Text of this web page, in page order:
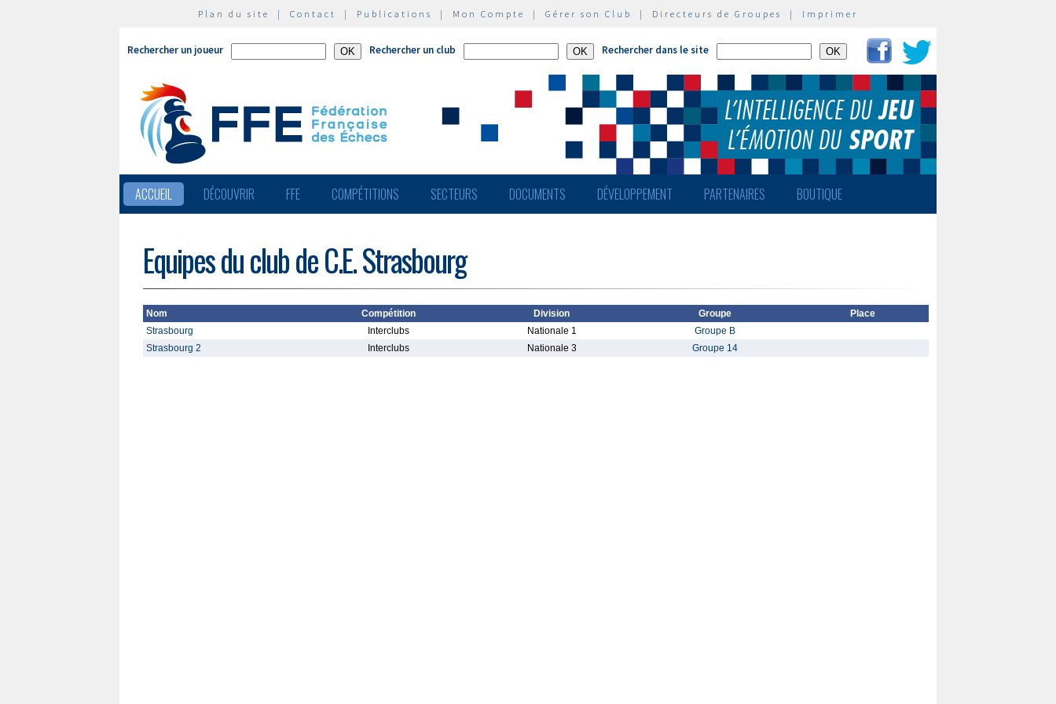
Plan du site | Contact | Publications | Mon Compte | Gérer son Club | Directeurs de Groupes | Imprimer
Rechercher un joueur Rechercher un club Rechercher dans le site
ACCUEIL DÉCOUVRIR FFE COMPÉTITIONS SECTEURS DOCUMENTS DÉVELOPPEMENT PARTENAIRES BOUTIQUE
Equipes du club de C.E. Strasbourg
Nom Compétition Division Groupe
Place
Strasbourg
Interclubs Nationale 1
Groupe B
Strasbourg 2
Interclubs Nationale 3 Groupe 14